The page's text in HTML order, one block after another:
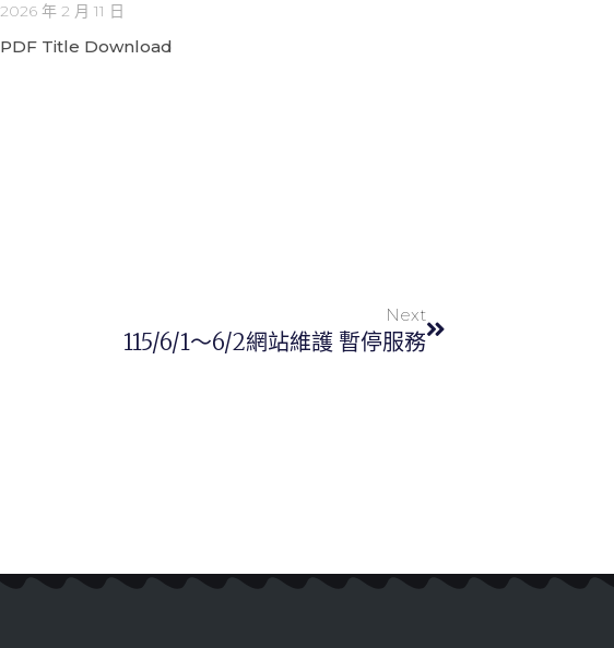
2026 年 2 月 11 日
PDF Title Download
Next
115/6/1～6/2網站維護 暫停服務